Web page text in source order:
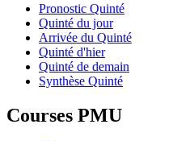
Pronostic Quinté
Quinté du jour
Arrivée du Quinté
Quinté d'hier
Quinté de demain
Synthèse Quinté
Courses PMU